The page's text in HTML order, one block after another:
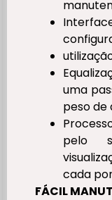
uma
peso de
pelo
cada
FÁCIL